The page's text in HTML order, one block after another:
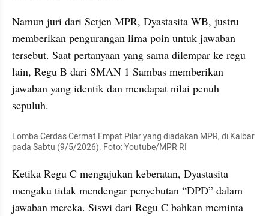
Namun juri dari Setjen MPR, Dyastasita WB, justru
memberikan pengurangan lima poin untuk jawaban
tersebut. Saat pertanyaan yang sama dilempar ke regu
lain, Regu B dari SMAN 1 Sambas memberikan
jawaban yang identik dan mendapat nilai penuh
sepuluh.
Lomba Cerdas Cermat Empat Pilar yang diadakan MPR, di Kalbar
pada Sabtu (9/5/2026). Foto: Youtube/MPR RI
Ketika Regu C mengajukan keberatan, Dyastasita
mengaku tidak mendengar penyebutan “DPD” dalam
jawaban mereka. Siswi dari Regu C bahkan meminta